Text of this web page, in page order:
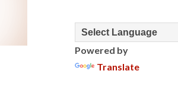
Powered by
Translate